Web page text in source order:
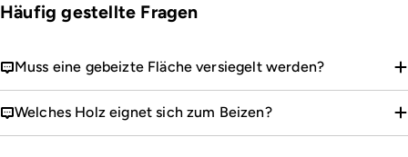
Häufig gestellte Fragen
Muss eine gebeizte Fläche versiegelt werden?
Welches Holz eignet sich zum Beizen?